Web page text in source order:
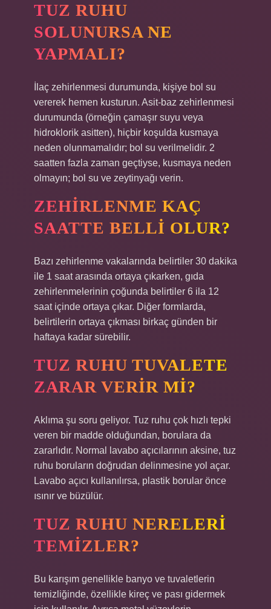
TUZ RUHU
SOLUNURSA NE
YAPMALI?
İlaç zehirlenmesi durumunda, kişiye bol su
vererek hemen kusturun. Asit-baz zehirlenmesi
durumunda (örneğin çamaşır suyu veya
hidroklorik asitten), hiçbir koşulda kusmaya
neden olunmamalıdır; bol su verilmelidir. 2
saatten fazla zaman geçtiyse, kusmaya neden
olmayın; bol su ve zeytinyağı verin.
ZEHIRLENME KAÇ
SAATTE BELLI OLUR?
Bazı zehirlenme vakalarında belirtiler 30 dakika
ile 1 saat arasında ortaya çıkarken, gıda
zehirlenmelerinin çoğunda belirtiler 6 ila 12
saat içinde ortaya çıkar. Diğer formlarda,
belirtilerin ortaya çıkması birkaç günden bir
haftaya kadar sürebilir.
TUZ RUHU TUVALETE
ZARAR VERIR MI?
Aklıma şu soru geliyor. Tuz ruhu çok hızlı tepki
veren bir madde olduğundan, borulara da
zararlıdır. Normal lavabo açıcılarının aksine, tuz
ruhu boruların doğrudan delinmesine yol açar.
Lavabo açıcı kullanılırsa, plastik borular önce
ısınır ve büzülür.
TUZ RUHU NERELERI
TEMIZLER?
Bu karışım genellikle banyo ve tuvaletlerin
temizliğinde, özellikle kireç ve pası gidermek